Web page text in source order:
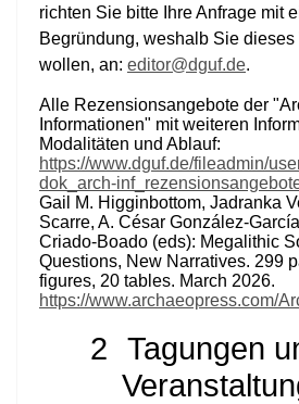
richten Sie bitte Ihre Anfrage mit
Begründung, weshalb Sie
wollen, an: editor@dguf.de.
Alle Rezensionsangebote der
Informationen" mit weiteren
Modalitäten und Ablauf:
https://www.dguf.de/fileadmin/
dok_arch-
Gail M. Higginbottom, Jadranka
Scarre, A. César González-
Criado-Boado (eds): Megalithic
Questions, New Narratives. 299
figures, 20 tables. March 2026.
https://www.archaeopress.com/
2
Tagungen